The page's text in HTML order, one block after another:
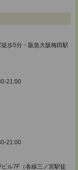
歩5分・阪急大阪梅田駅
21:00
21:00
ル7F（各線三ノ宮駅徒